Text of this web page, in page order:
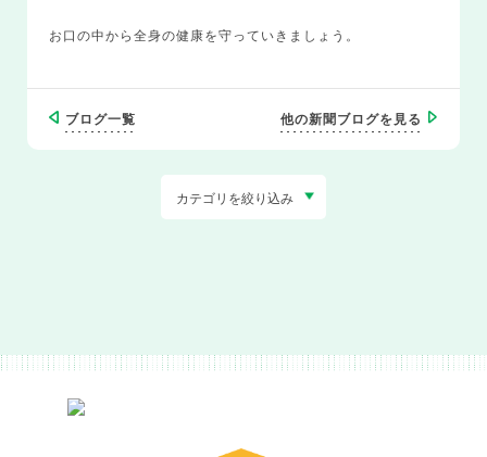
お口の中から全身の健康を守っていきましょう。
ブログ一覧 他の新聞ブログを見る
カテゴリを絞り込み